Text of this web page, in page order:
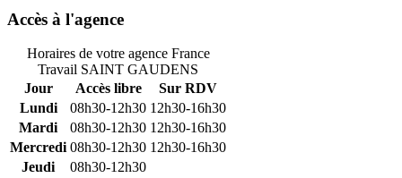
Accès à l'agence
Horaires de votre agence France
Travail SAINT GAUDENS
Jour
Accès libre
Sur RDV
Lundi
08h30-12h30 12h30-16h30
Mardi
08h30-12h30 12h30-16h30
Mercredi 08h30-12h30 12h30-16h30
Jeudi
08h30-12h30